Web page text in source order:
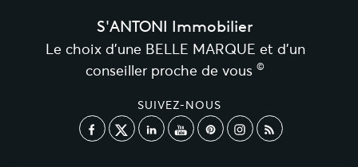
S'ANTONI Immobilier
Le choix d’une BELLE MARQUE et d’un
conseiller proche de vous ©
SUIVEZ-NOUS